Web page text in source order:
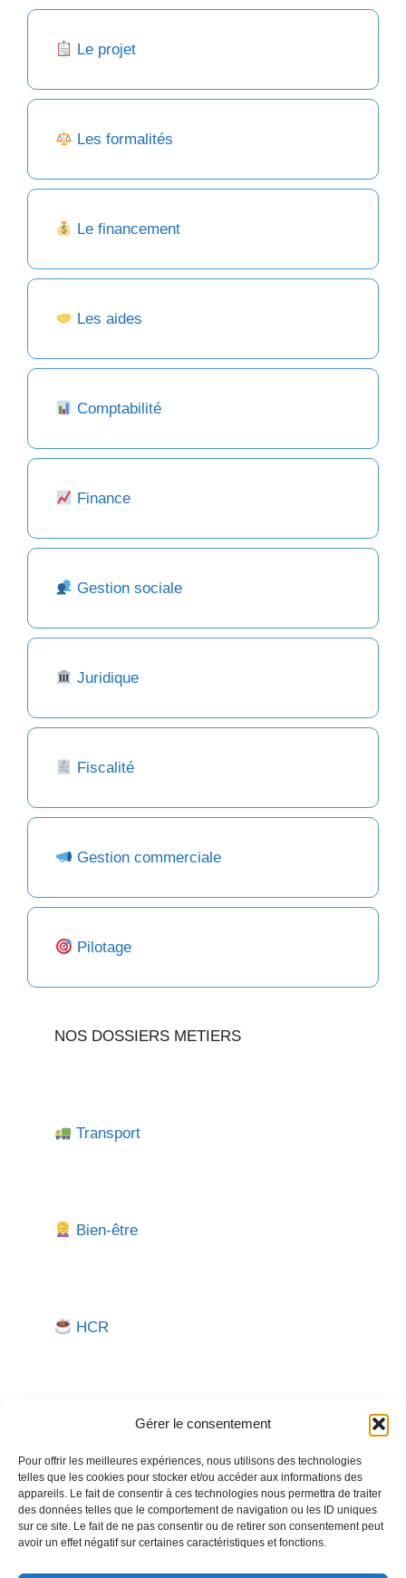
Gérer le consentement
Pour offrir les meilleures expériences, nous utilisons des technologies
telles que les cookies pour stocker et/ou accéder aux informations des
appareils. Le fait de consentir à ces technologies nous permettra de traiter
des données telles que le comportement de navigation ou les ID uniques
sur ce site. Le fait de ne pas consentir ou de retirer son consentement peut
avoir un effet négatif sur certaines caractéristiques et fonctions.
Le projet
Les formalités
Le financement
Les aides
Comptabilité
Finance
Gestion sociale
Juridique
Fiscalité
Gestion commerciale
Pilotage
NOS DOSSIERS METIERS
Transport
Bien-être
HCR
Besoin d'aide pour créer ou gérer votre entreprise ?
Un expert vous répond.
Nous contacter →